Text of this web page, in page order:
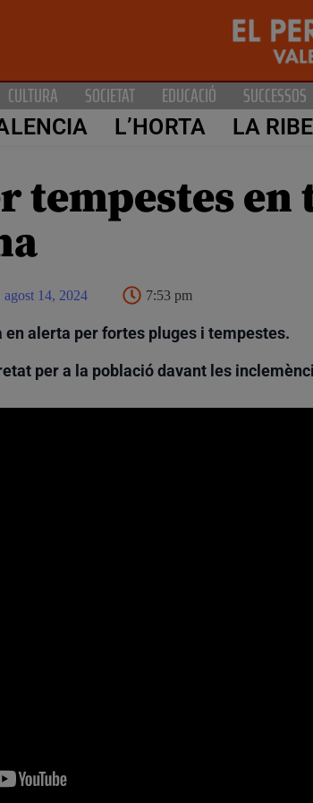
CULTURA SOCIETAT EDUCACIÓ SUCCESSOS
L’HORTA LA
tempestes
agost 14, 2024 7:53 pm
alerta per fortes pluges i tempestes.
per a la població davant les